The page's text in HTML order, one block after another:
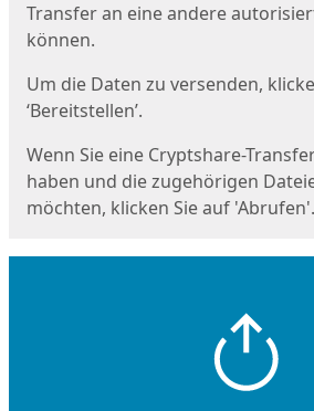
Transfer an eine andere
können.
Um die Daten zu versenden,
‘Bereitstellen’.
Wenn Sie eine Cryptshare-
haben und die zugehörigen
möchten, klicken Sie auf 'Abrufen'.